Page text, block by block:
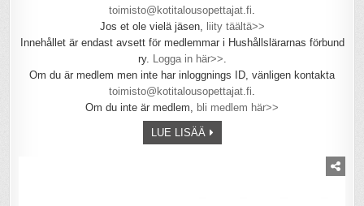
toimisto@kotitalousopettajat.fi
Jos et ole vielä jäsen, liity täältä>>
Innehållet är endast avsett för medlemmar i Hushållslärarnas förbund
ry. Logga in här>>
Om du är medlem men inte har inloggnings ID, vänligen kontakta
toimisto@kotitalousopettajat.fi
Om du inte är medlem, bli medlem här>>
LUE LISÄÄ